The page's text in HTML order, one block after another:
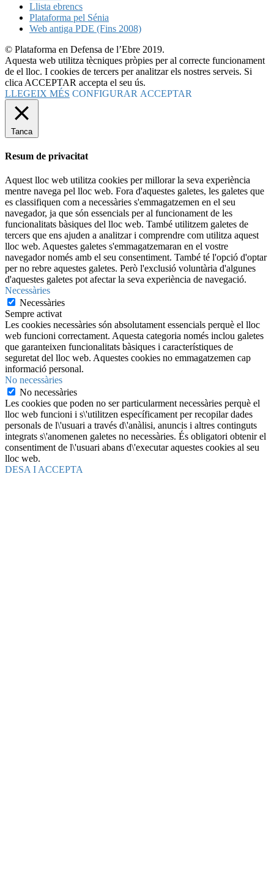
Llista ebrencs
Plataforma pel Sénia
Web antiga PDE (Fins 2008)
© Plataforma en Defensa de l’Ebre 2019.
Aquesta web utilitza tècniques pròpies per al correcte funcionament
de el lloc. I cookies de tercers per analitzar els nostres serveis. Si
clica ACCEPTAR accepta el seu ús.
LLEGEIX MÉS CONFIGURAR ACCEPTAR
Tanca
Resum de privacitat
Aquest lloc web utilitza cookies per millorar la seva experiència
mentre navega pel lloc web. Fora d'aquestes galetes, les galetes que
es classifiquen com a necessàries s'emmagatzemen en el seu
navegador, ja que són essencials per al funcionament de les
funcionalitats bàsiques del lloc web. També utilitzem galetes de
tercers que ens ajuden a analitzar i comprendre com utilitza aquest
lloc web. Aquestes galetes s'emmagatzemaran en el vostre
navegador només amb el seu consentiment. També té l'opció d'optar
per no rebre aquestes galetes. Però l'exclusió voluntària d'algunes
d'aquestes galetes pot afectar la seva experiència de navegació.
Necessàries
Necessàries
Sempre activat
Les cookies necessàries són absolutament essencials perquè el lloc
web funcioni correctament. Aquesta categoria només inclou galetes
que garanteixen funcionalitats bàsiques i característiques de
seguretat del lloc web. Aquestes cookies no emmagatzemen cap
informació personal.
No necessàries
No necessàries
Les cookies que poden no ser particularment necessàries perquè el
lloc web funcioni i s\'utilitzen específicament per recopilar dades
personals de l\'usuari a través d\'anàlisi, anuncis i altres continguts
integrats s\'anomenen galetes no necessàries. És obligatori obtenir el
consentiment de l\'usuari abans d\'executar aquestes cookies al seu
lloc web.
DESA I ACCEPTA